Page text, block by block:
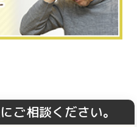
ご相談ください。